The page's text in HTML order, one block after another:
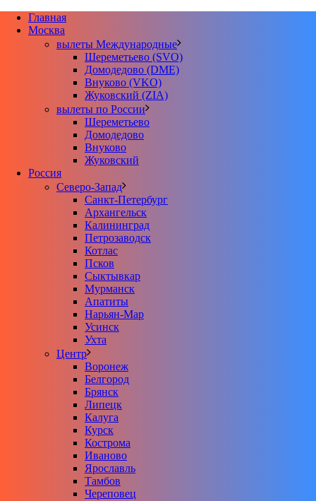
Главная
Москва
вылеты Международные
Шереметьево (SVO)
Домодедово (DME)
Внуково (VKO)
Жуковский (ZIA)
вылеты по России
Шереметьево
Домодедово
Внуково
Жуковский
Россия
Северо-Запад
Санкт-Петербург
Архангельск
Калининград
Петрозаводск
Котлас
Псков
Сыктывкар
Мурманск
Апатиты
Нарьян-Мар
Усинск
Ухта
Центр
Воронеж
Белгород
Брянск
Липецк
Калуга
Курск
Кострома
Иваново
Ярославль
Тамбов
Череповец